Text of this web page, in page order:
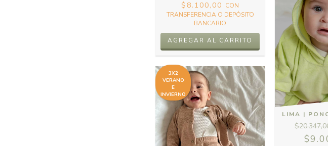
$8.100,00 CON
TRANSFERENCIA O DEPÓSITO
BANCARIO
AGREGAR AL CARRITO
3X2
VERANO
E
INVIERNO
LIMA |